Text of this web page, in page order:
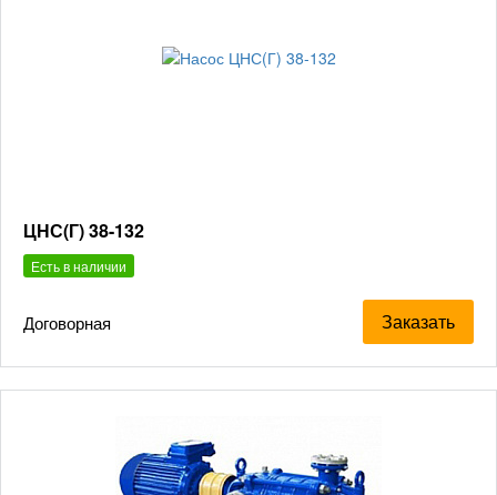
ЦНС(Г) 38-132
Есть в наличии
Договорная Заказать